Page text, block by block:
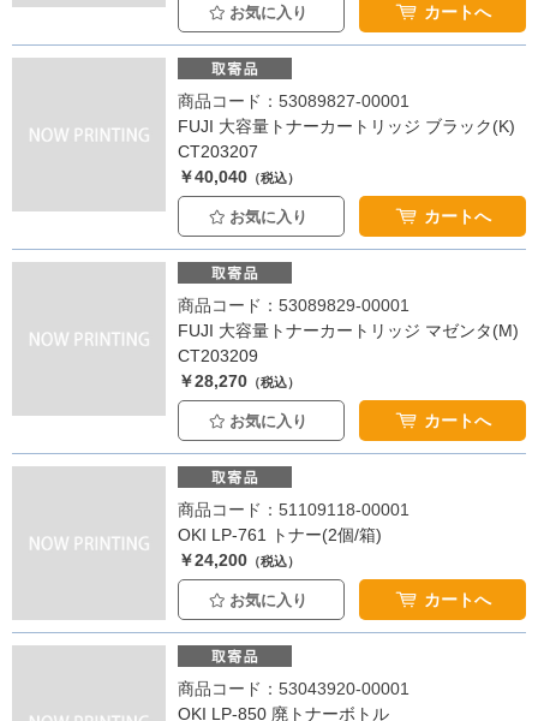
お気に入り カートへ
商品コード：53089827-00001
FUJI 大容量トナーカートリッジ ブラック(K)
CT203207
￥40,040 （税込）
お気に入り カートへ
商品コード：53089829-00001
FUJI 大容量トナーカートリッジ マゼンタ(M)
CT203209
￥28,270 （税込）
お気に入り カートへ
商品コード：51109118-00001
OKI LP-761 トナー(2個/箱)
￥24,200 （税込）
お気に入り カートへ
商品コード：53043920-00001
OKI LP-850 廃トナーボトル